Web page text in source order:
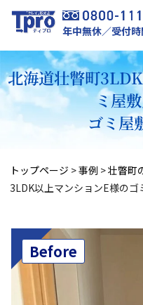
年中無休／受付
北海道壮瞥町
ミ屋
ゴミ屋
トップページ >事例 >壮瞥町
3LDK以上マンションE様のゴ
Before